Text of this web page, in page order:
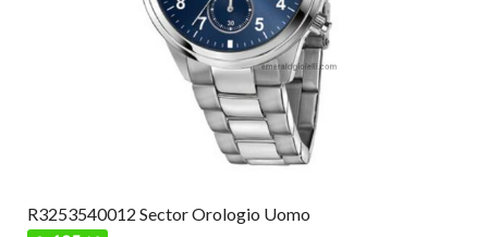
R3253540012 Sector Orologio Uomo